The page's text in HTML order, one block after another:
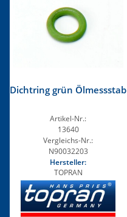
Dichtring grün Ölmessstab
Artikel-Nr.:
13640
Vergleichs-Nr.:
N90032203
Hersteller:
TOPRAN